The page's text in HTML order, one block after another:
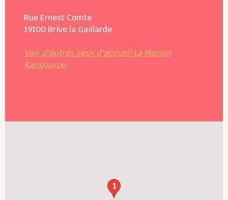
Rue Ernest Comte
19100 Brive la Gaillarde
Voir d'autres lieux d'accueil La Maison
Kangourou
1